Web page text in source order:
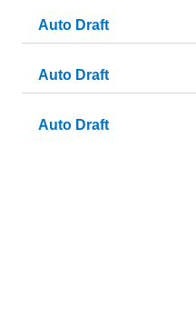
Auto Draft
Auto Draft
Auto Draft